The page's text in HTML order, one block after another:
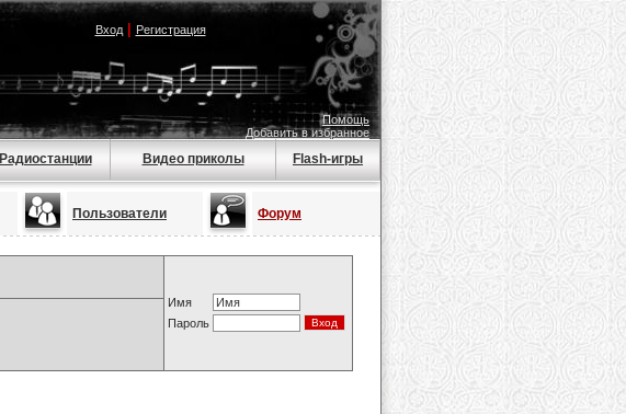
Вход| Регистрация
Помощь
Добавить в избранное
Радиостанции Видео приколы Flash-игры
Пользователи Форум
Имя
Пароль